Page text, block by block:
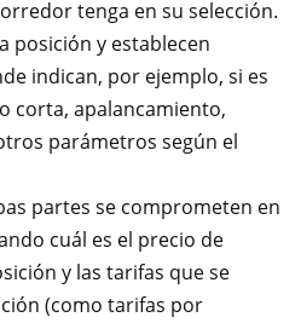
tenga en su selección.
posición y establecen
indican, por ejemplo, si es
corta, apalancamiento,
parámetros según el
partes se comprometen en
cuál es el precio de
y las tarifas que se
(como tarifas por